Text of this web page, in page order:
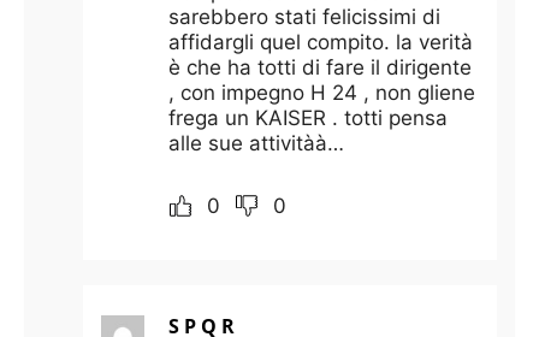
sarebbero stati felicissimi di
affidargli quel compito. la verità
è che ha totti di fare il dirigente
, con impegno H 24 , non gliene
frega un KAISER . totti pensa
alle sue attivitàà…
0 0
S P Q R